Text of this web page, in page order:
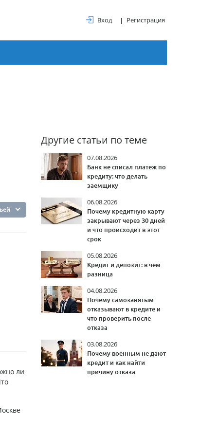
Вход Регистрация
Другие статьи по теме
07.08.2026
Банк не списал платеж по
кредиту: что делать
заемщику
06.08.2026
Почему кредитную карту
закрывают через 30 дней
и что происходит в этот
срок
05.08.2026
Кредит и депозит: в чем
разница
04.08.2026
Почему самозанятым
отказывают в кредите и
что проверить после
отказа
03.08.2026
Почему военным не дают
кредит и как найти
причину отказа
ли